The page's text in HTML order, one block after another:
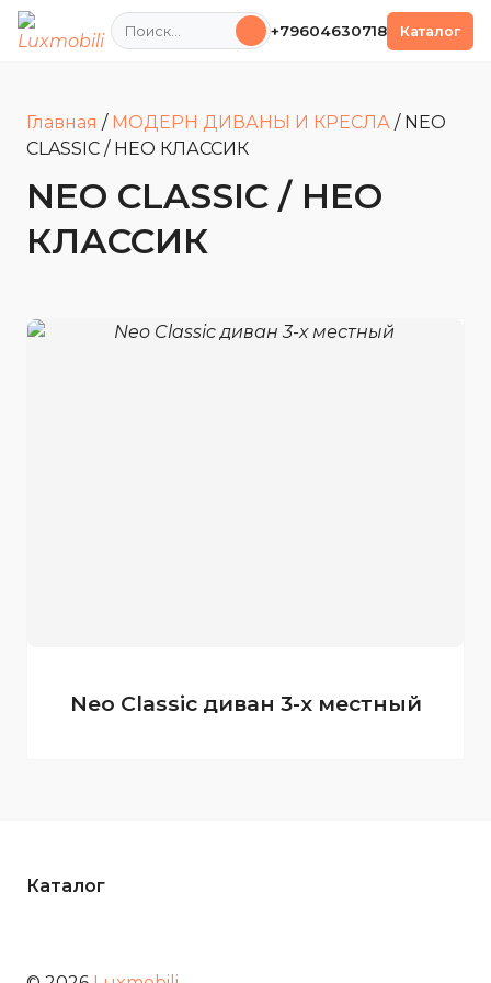
Поиск +79604630718 Каталог
Главная / МОДЕРН ДИВАНЫ И КРЕСЛА / NEO
CLASSIC / НЕО КЛАССИК
NEO CLASSIC / НЕО
КЛАССИК
Neo Classic диван 3-х местный
Каталог